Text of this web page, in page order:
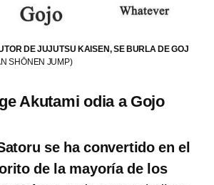
DE JUJUTSU KAISEN, SE BURLA DE GOJ
SHŌNEN JUMP)
Akutami odia a Gojo
se ha convertido en el
de la mayoría de los